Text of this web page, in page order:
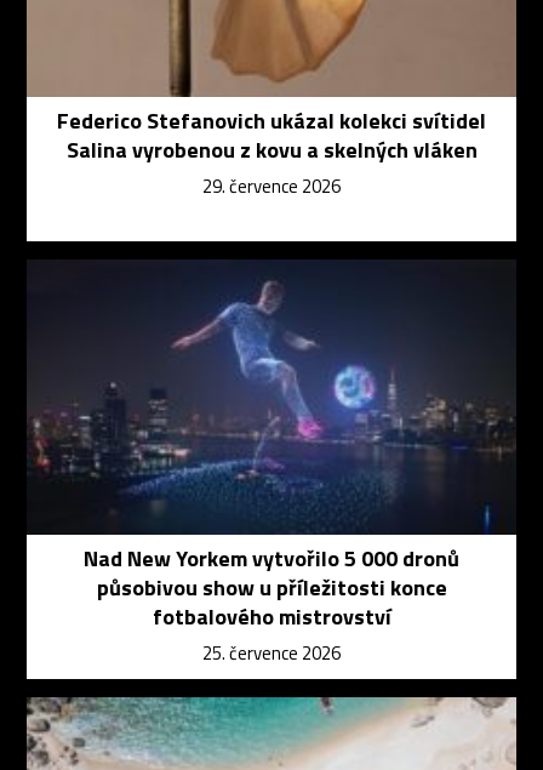
Federico Stefanovich ukázal kolekci svítidel
Salina vyrobenou z kovu a skelných vláken
29. července 2026
Nad New Yorkem vytvořilo 5 000 dronů
působivou show u příležitosti konce
fotbalového mistrovství
25. července 2026